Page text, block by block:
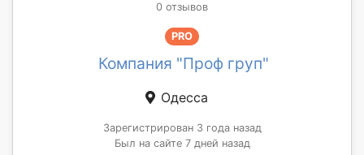
0 отзывов
PRO
Компания "Проф груп"
Одесса
Зарегистрирован 3 года назад
Был на сайте 7 дней назад